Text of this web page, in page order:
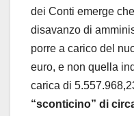
dei Conti emerge
disavanzo di
porre a carico del
euro, e non quella
carica di
“sconticino” di